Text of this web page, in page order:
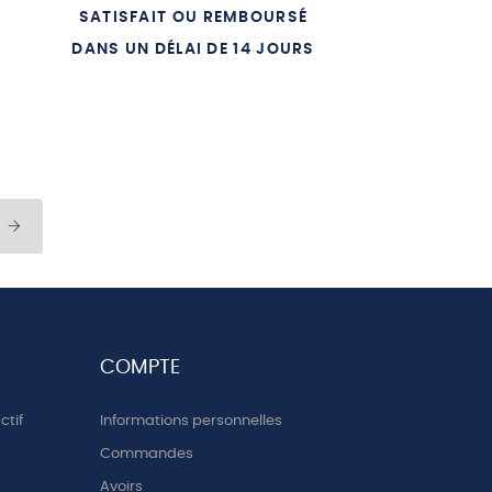
SATISFAIT OU REMBOURSÉ
DANS UN DÉLAI DE 14 JOURS
COMPTE
Informations personnelles
Commandes
Avoirs